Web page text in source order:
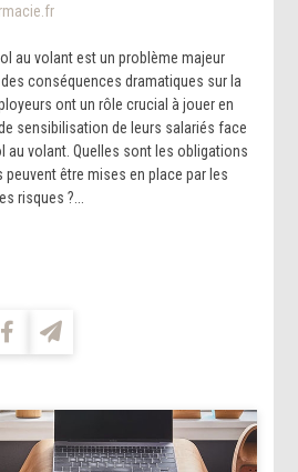
au volant est un problème majeur
conséquences dramatiques sur la
ont un rôle crucial à jouer en
sensibilisation de leurs salariés face
au volant. Quelles sont les obligations
être mises en place par les
risques ?...